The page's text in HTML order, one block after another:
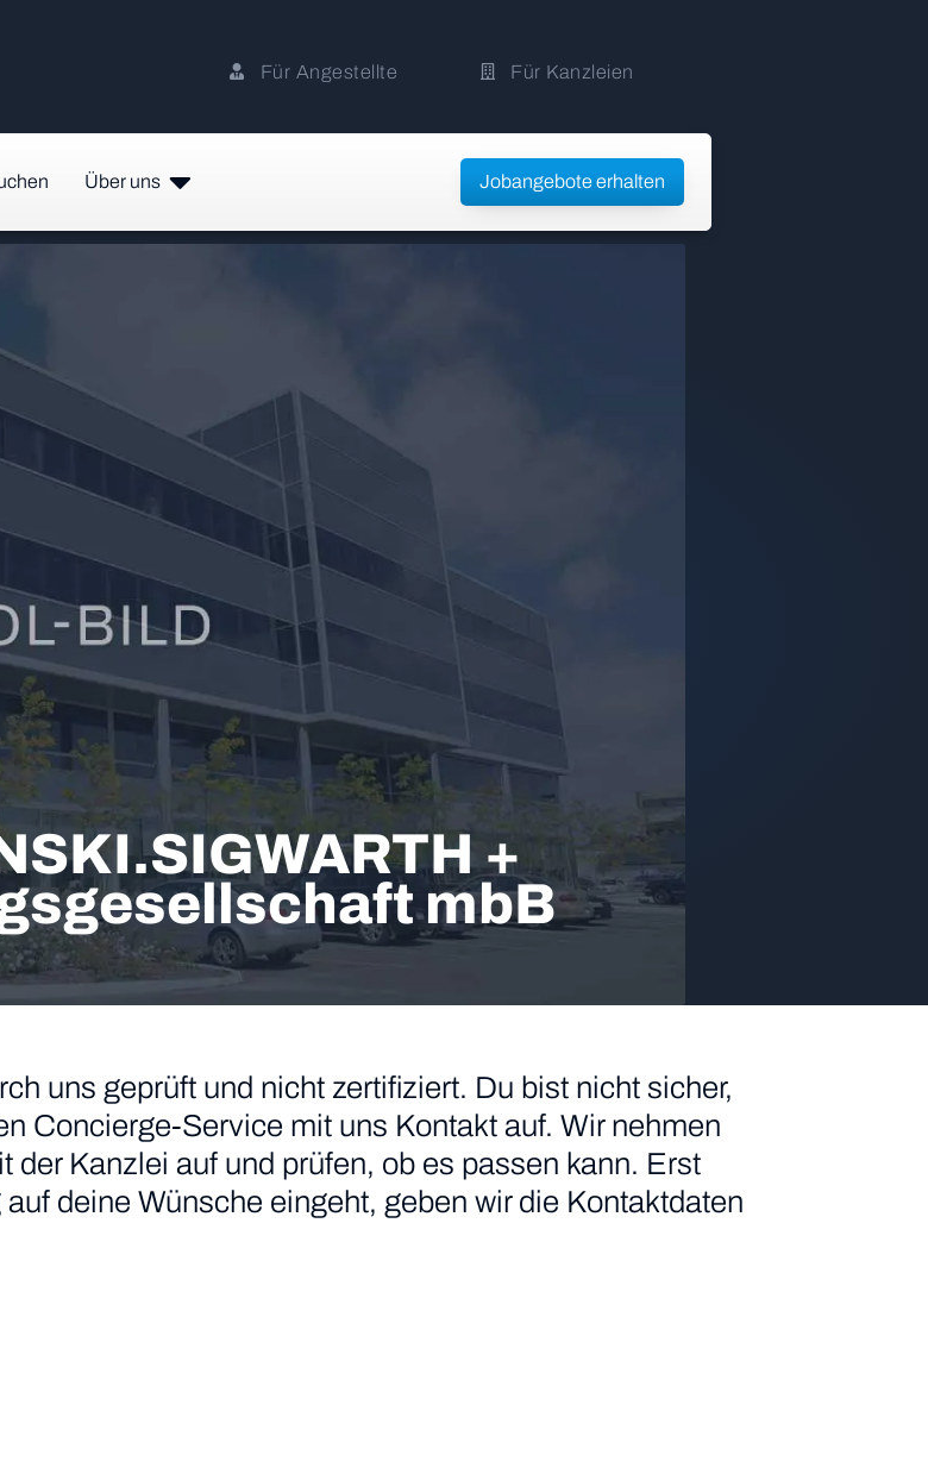
Für Angestellte Für Kanzleien
Über uns Jobangebote erhalten
+
mbB
uns geprüft und nicht zertifiziert. Du bist nicht sicher,
Concierge-Service mit uns Kontakt auf. Wir nehmen
Kanzlei auf und prüfen, ob es passen kann. Erst
deine Wünsche eingeht, geben wir die Kontaktdaten